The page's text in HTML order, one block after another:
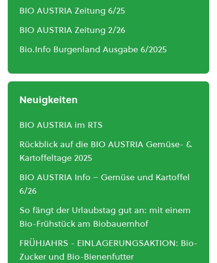
BIO AUSTRIA Zeitung 6/25
BIO AUSTRIA Zeitung 2/26
Bio.Info Burgenland Ausgabe 6/2025
Neuigkeiten
BIO AUSTRIA im RTS
Rückblick auf die BIO AUSTRIA Gemüse- &
Kartoffeltage 2025
BIO AUSTRIA Info – Gemüse und Kartoffel
6/26
So fängt der Urlaubstag gut an: mit einem
Bio-Frühstück am Biobauernhof
FRÜHJAHRS - EINLAGERUNGSAKTION: Bio-
Zucker und Bio-Bienenfutter